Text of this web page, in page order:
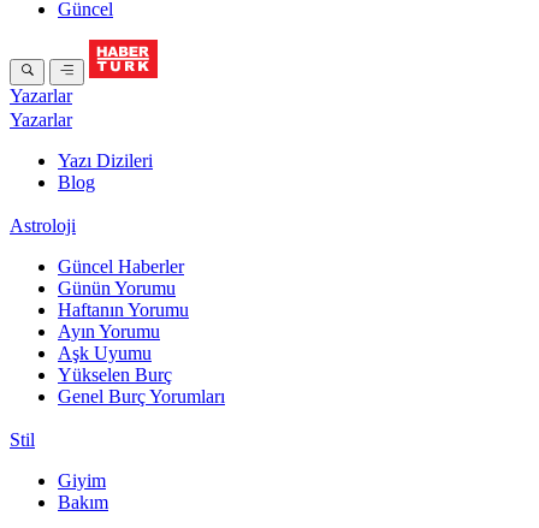
Güncel
Yazarlar
Yazarlar
Yazı Dizileri
Blog
Astroloji
Güncel Haberler
Günün Yorumu
Haftanın Yorumu
Ayın Yorumu
Aşk Uyumu
Yükselen Burç
Genel Burç Yorumları
Stil
Giyim
Bakım